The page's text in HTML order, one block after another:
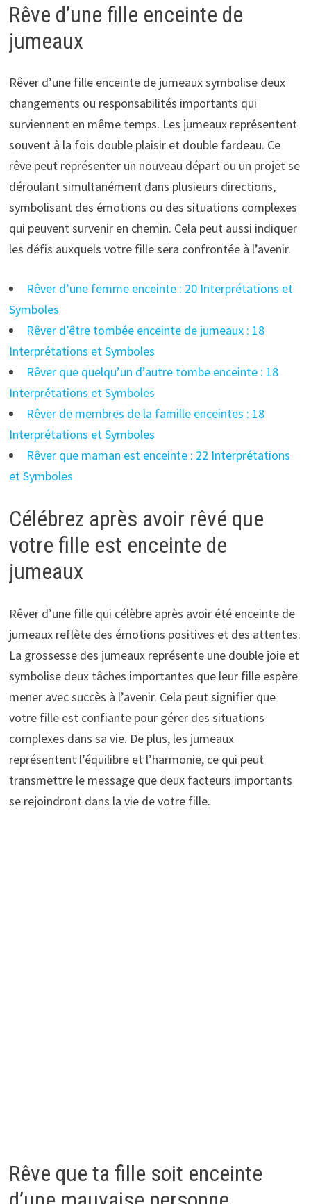
Rêve d’une fille enceinte de
jumeaux
Rêver d’une fille enceinte de jumeaux symbolise deux
changements ou responsabilités importants qui
surviennent en même temps. Les jumeaux représentent
souvent à la fois double plaisir et double fardeau. Ce
rêve peut représenter un nouveau départ ou un projet se
déroulant simultanément dans plusieurs directions,
symbolisant des émotions ou des situations complexes
qui peuvent survenir en chemin. Cela peut aussi indiquer
les défis auxquels votre fille sera confrontée à l’avenir.
Rêver d’une femme enceinte : 20 Interprétations et
Symboles
Rêver d’être tombée enceinte de jumeaux : 18
Interprétations et Symboles
Rêver que quelqu’un d’autre tombe enceinte : 18
Interprétations et Symboles
Rêver de membres de la famille enceintes : 18
Interprétations et Symboles
Rêver que maman est enceinte : 22 Interprétations
et Symboles
Célébrez après avoir rêvé que
votre fille est enceinte de
jumeaux
Rêver d’une fille qui célèbre après avoir été enceinte de
jumeaux reflète des émotions positives et des attentes.
La grossesse des jumeaux représente une double joie et
symbolise deux tâches importantes que leur fille espère
mener avec succès à l’avenir. Cela peut signifier que
votre fille est confiante pour gérer des situations
complexes dans sa vie. De plus, les jumeaux
représentent l’équilibre et l’harmonie, ce qui peut
transmettre le message que deux facteurs importants
se rejoindront dans la vie de votre fille.
Rêve que ta fille soit enceinte